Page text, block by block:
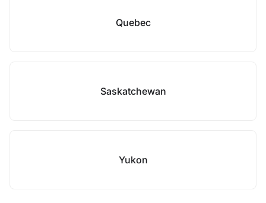
Quebec
Saskatchewan
Yukon